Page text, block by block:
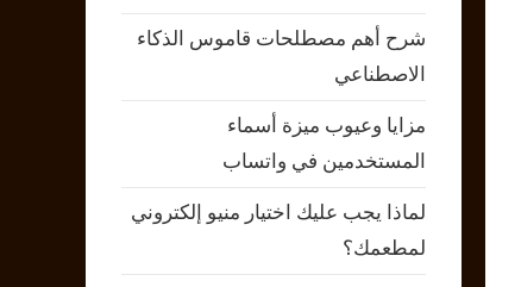
شرح أهم مصطلحات قاموس الذكاء
الاصطناعي
مزايا وعيوب ميزة أسماء
المستخدمين في واتساب
لماذا يجب عليك اختيار منيو إلكتروني
لمطعمك؟